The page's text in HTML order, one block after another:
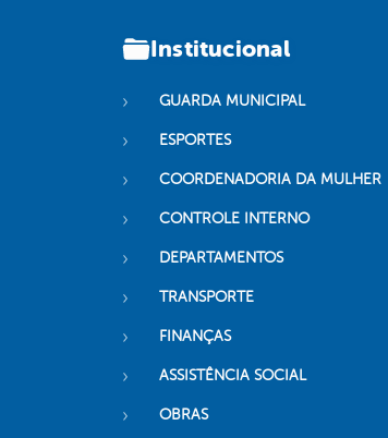
Institucional
GUARDA MUNICIPAL
ESPORTES
COORDENADORIA DA MULHER
CONTROLE INTERNO
DEPARTAMENTOS
TRANSPORTE
FINANÇAS
ASSISTÊNCIA SOCIAL
OBRAS